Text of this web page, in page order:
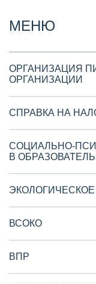
МЕНЮ
ОРГАНИЗАЦИЯ
ОРГАНИЗАЦИИ
СПРАВКА НА
СОЦИАЛЬНО-
В
ВСОКО
ВПР